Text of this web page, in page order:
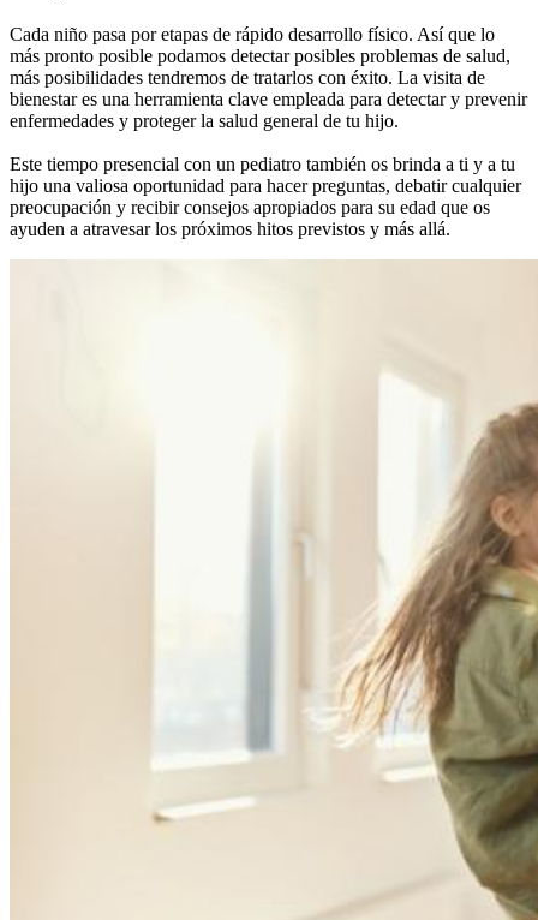
Cada niño pasa por etapas de rápido desarrollo físico. Así que lo
más pronto posible podamos detectar posibles problemas de salud,
más posibilidades tendremos de tratarlos con éxito. La visita de
bienestar es una herramienta clave empleada para detectar y prevenir
enfermedades y proteger la salud general de tu hijo.
Este tiempo presencial con un pediatro también os brinda a ti y a tu
hijo una valiosa oportunidad para hacer preguntas, debatir cualquier
preocupación y recibir consejos apropiados para su edad que os
ayuden a atravesar los próximos hitos previstos y más allá.